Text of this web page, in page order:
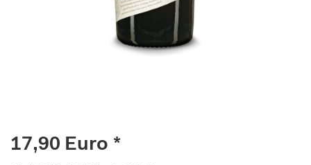
17,90 Euro *